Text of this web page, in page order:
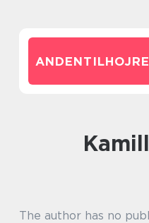
The author has no